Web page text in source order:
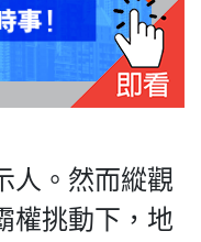
人。然而縱觀
權挑動下，地